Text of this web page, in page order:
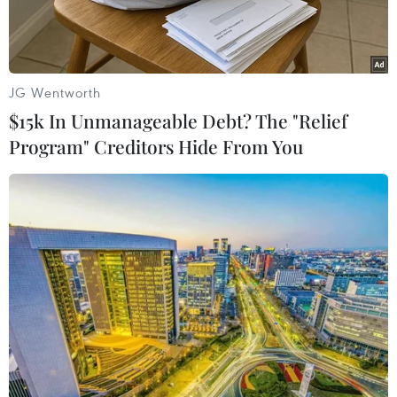
(Ảnh minh họa: Hoàng Hiếu/TTXVN)
Ngày 18/8, Trưởng phòng dự báo khí hậu, Trung
tâm dự báo Khí tượng Thủy văn Quốc gia
Nguyễn Văn Hưởng cho biết từ nay đến tháng 2,
dự báo trên khu vực Biển Đông có khoảng 8-10
JG Wentworth
$15k In Unmanageable Debt? The "Relief
Program" Creditors Hide From You